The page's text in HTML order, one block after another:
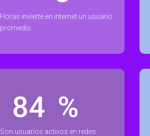
Horas invierte en internet un usuario
promedio.
93 %
Son usuarios activos en redes